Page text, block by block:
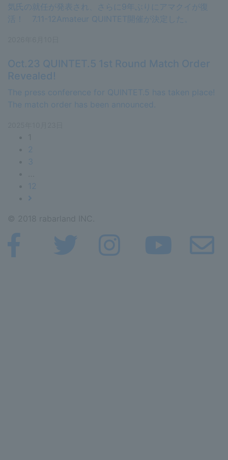
気氏の就任が発表され、さらに9年ぶりにアマクイが復
活！ 7.11-12Amateur QUINTET開催が決定した。
Oct.23 QUINTET.5 1st Round Match Order
Revealed!
The press conference for QUINTET.5 has taken place!
The match order has been announced.
2
3
12